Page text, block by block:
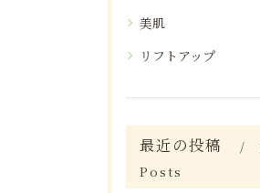
美肌
リフトアップ
最近の投稿
Posts